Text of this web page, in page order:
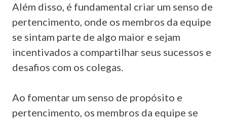
Além disso, é fundamental criar um senso de
pertencimento, onde os membros da equipe
se sintam parte de algo maior e sejam
incentivados a compartilhar seus sucessos e
desafios com os colegas.
Ao fomentar um senso de propósito e
pertencimento, os membros da equipe se